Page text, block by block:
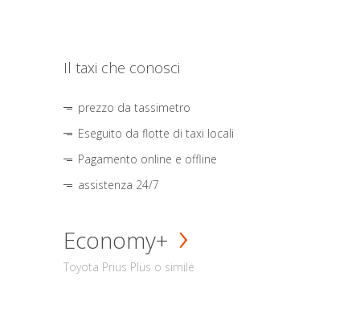
Il taxi che conosci
prezzo da tassimetro
Eseguito da flotte di taxi locali
Pagamento online e offline
assistenza 24/7
Economy+
Toyota Prius Plus o simile